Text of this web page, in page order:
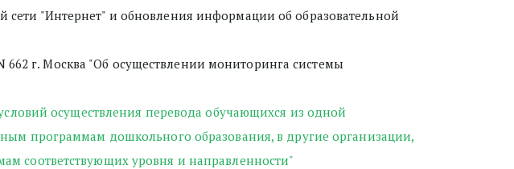
"Интернет" и обновления информации об образовательной
662 г. Москва "Об осуществлении мониторинга системы
осуществления перевода обучающихся из одной
программам дошкольного образования, в другие организации,
соответствующих уровня и направленности"